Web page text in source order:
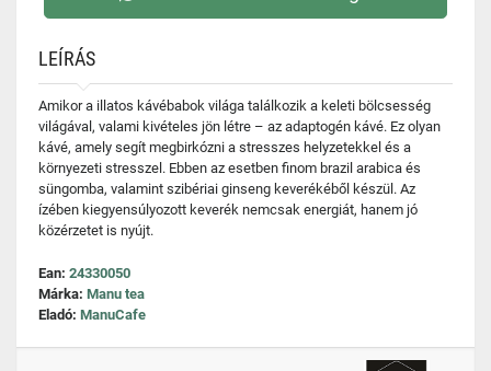
LEÍRÁS
Amikor a illatos kávébabok világa találkozik a keleti bölcsesség
világával, valami kivételes jön létre – az adaptogén kávé. Ez olyan
kávé, amely segít megbirkózni a stresszes helyzetekkel és a
környezeti stresszel. Ebben az esetben finom brazil arabica és
süngomba, valamint szibériai ginseng keverékéből készül. Az
ízében kiegyensúlyozott keverék nemcsak energiát, hanem jó
közérzetet is nyújt.
Ean: 24330050
Márka: Manu tea
Eladó: ManuCafe